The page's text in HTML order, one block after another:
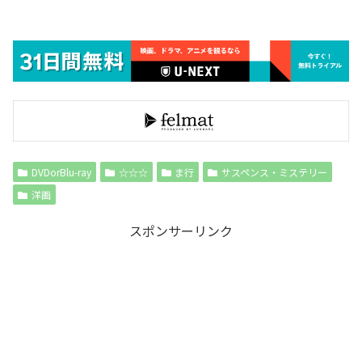
DVDorBlu-ray ☆☆☆ ま行
サスペンス・ミステリー
洋画
スポンサーリンク